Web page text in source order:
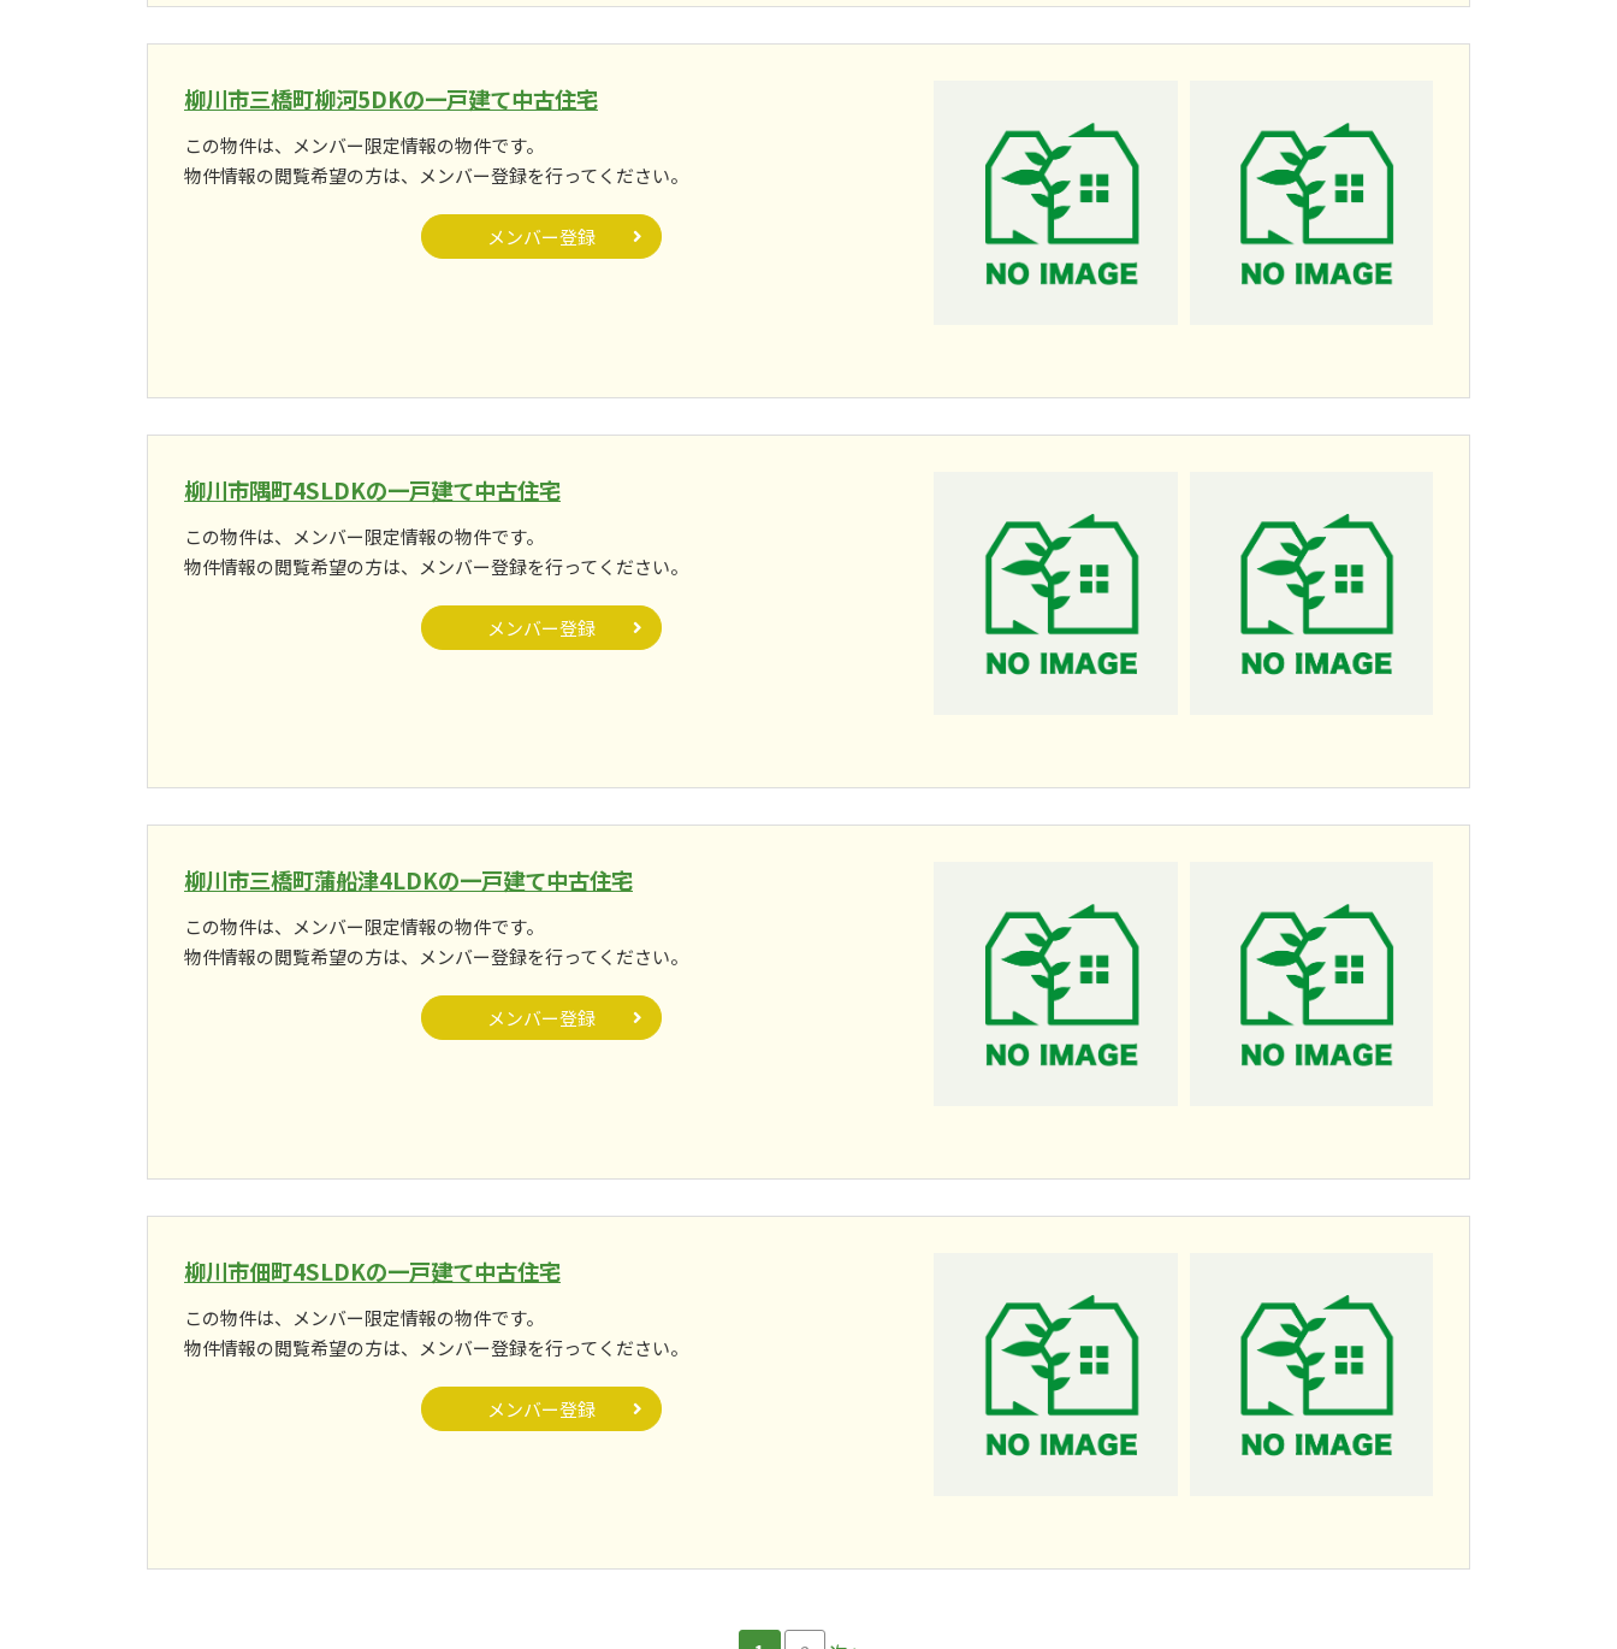
柳川市三橋町柳河5DKの一戸建て中古住宅
この物件は、メンバー限定情報の物件です。
物件情報の閲覧希望の方は、メンバー登録を行ってください。
メンバー登録
柳川市隅町4SLDKの一戸建て中古住宅
この物件は、メンバー限定情報の物件です。
物件情報の閲覧希望の方は、メンバー登録を行ってください。
メンバー登録
柳川市三橋町蒲船津4LDKの一戸建て中古住宅
この物件は、メンバー限定情報の物件です。
物件情報の閲覧希望の方は、メンバー登録を行ってください。
メンバー登録
柳川市佃町4SLDKの一戸建て中古住宅
この物件は、メンバー限定情報の物件です。
物件情報の閲覧希望の方は、メンバー登録を行ってください。
メンバー登録